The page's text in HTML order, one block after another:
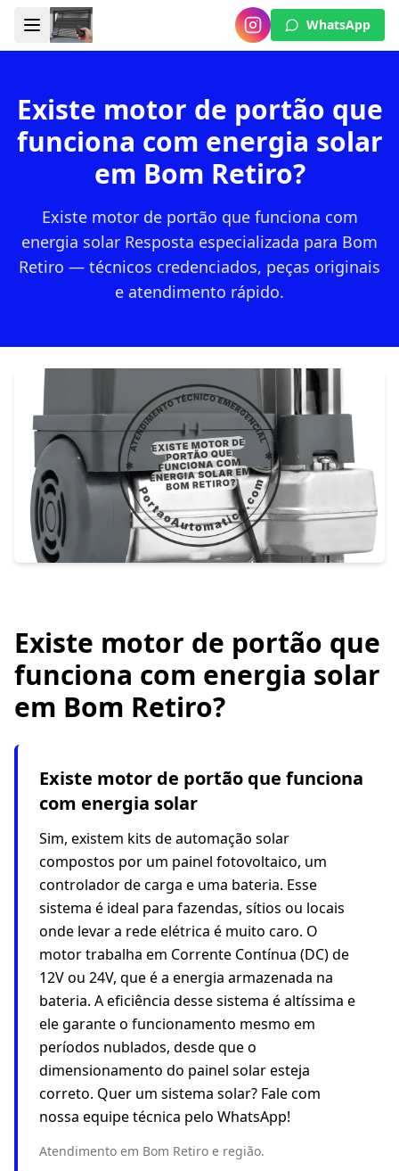
WhatsApp
Existe motor de portão que
funciona com energia solar
em Bom Retiro?
Existe motor de portão que funciona com
energia solar Resposta especializada para Bom
Retiro — técnicos credenciados, peças originais
e atendimento rápido.
Existe motor de portão que
funciona com energia solar
em Bom Retiro?
Existe motor de portão que funciona
com energia solar
Sim, existem kits de automação solar
compostos por um painel fotovoltaico, um
controlador de carga e uma bateria. Esse
sistema é ideal para fazendas, sítios ou locais
onde levar a rede elétrica é muito caro. O
motor trabalha em Corrente Contínua (DC) de
12V ou 24V, que é a energia armazenada na
bateria. A eficiência desse sistema é altíssima e
ele garante o funcionamento mesmo em
períodos nublados, desde que o
dimensionamento do painel solar esteja
correto. Quer um sistema solar? Fale com
nossa equipe técnica pelo WhatsApp!
Atendimento em Bom Retiro e região.